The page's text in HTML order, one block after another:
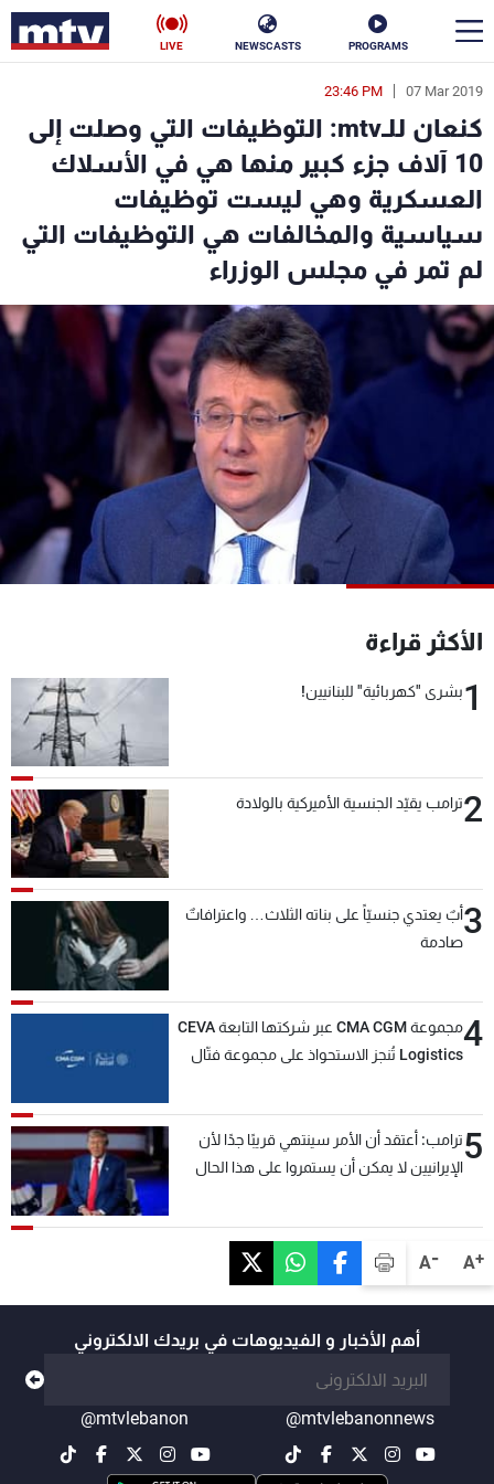
PROGRAMS
NEWSCASTS
LIVE
A+
A-
07 Mar 2019
23:46 PM
كنعان للـmtv: التوظيفات التي وصلت إلى
10 آلاف جزء كبير منها هي في الأسلاك
العسكرية وهي ليست توظيفات
سياسية والمخالفات هي التوظيفات التي
لم تمر في مجلس الوزراء
الأكثر قراءة
1بشرى "كهربائية" للبنانيين!
2ترامب يقيّد الجنسية الأميركية بالولادة
3أبٌ يعتدي جنسيّاً على بناته الثلاث… واعترافاتٌ
صادمة
4
مجموعة CMA CGM عبر شركتها التابعة CEVA
Logistics تُنجز الاستحواذ على مجموعة فتّال
5ترامب: أعتقد أن الأمر سينتهي قريبًا جدًا لأن
الإيرانيين لا يمكن أن يستمروا على هذا الحال
أهم الأخبار و الفيديوهات في بريدك الالكتروني
@mtvlebanonnews
@mtvlebanon
en
الأخبار
سياسة ناس
إقتصاد فن
منوعات رياضة
كأس العالم
جدول البرامج
شاهد البرامج
الترددات
الإنـتـاج